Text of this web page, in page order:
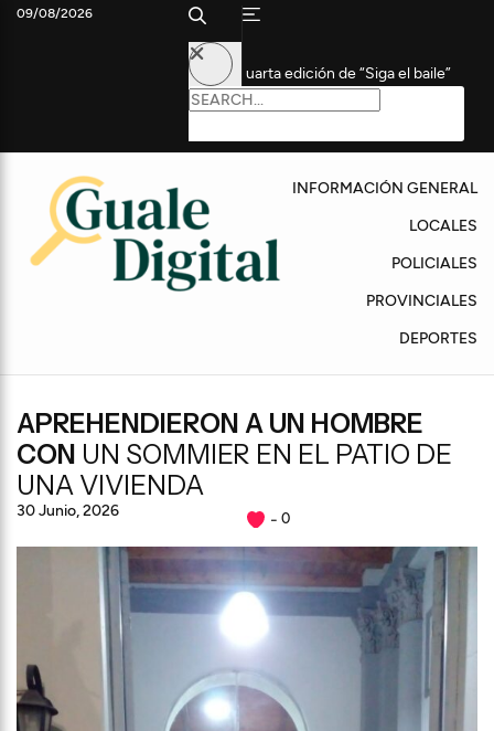
participaron de la cuarta edición de “Siga el baile” Coudet,
09/08/2026
INFORMACIÓN GENERAL
LOCALES
POLICIALES
PROVINCIALES
DEPORTES
APREHENDIERON A UN HOMBRE
CON UN SOMMIER EN EL PATIO DE
UNA VIVIENDA
30 Junio, 2026 0